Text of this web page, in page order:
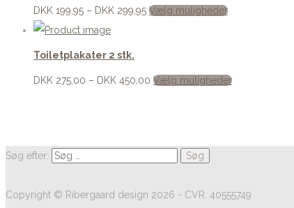
DKK 199,95 – DKK 299,95 Vælg muligheder
Toiletplakater 2 stk.
DKK 275,00 – DKK 450,00 Vælg muligheder
Søg efter:
Copyright © Ribergaard design 2026 - CVR. 40555749